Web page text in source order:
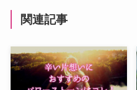
関連記事